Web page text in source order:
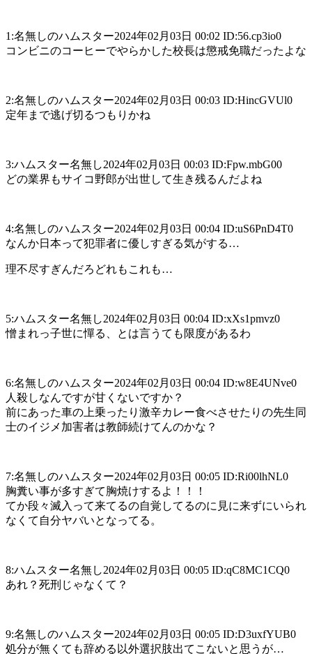
1:名無しのハムスター2024年02月03日 00:02 ID:56.cp3io0
コンビニのコーヒーでやらかした校長は懲戒免職だったよな
2:名無しのハムスター2024年02月03日 00:03 ID:HincGVUl0
定年まで逃げ切るつもりかね
3:ハムスター名無し2024年02月03日 00:03 ID:Fpw.mbG00
どの業界もサイコ野郎が出世して生き残るんだよね
4:名無しのハムスター2024年02月03日 00:04 ID:uS6PnD4T0
なんか日本って犯罪者に優しすぎる気がする…
理不尽すぎんだろどれもこれも…
5:ハムスター名無し2024年02月03日 00:04 ID:xXs1pmvz0
憎まれっ子世に憚る、とは言うても限度があるわ
6:名無しのハムスター2024年02月03日 00:04 ID:w8E4UNve0
人殺しなんですが甘くないですか？
前にあった車の上乗ったり激辛カレー食べさせたりの先生同
士のイジメ加害者は教師続けてんのかな？
7:名無しのハムスター2024年02月03日 00:05 ID:Ri00lhNL0
胸糞い事が多すぎて胸焼けするよ！！！
てか段々滅入って来てるの自覚してるのに見に来ずにいられ
なくて自分ヤバいとなってる。
8:ハムスター名無し2024年02月03日 00:05 ID:qC8MC1CQ0
あれ？死刑じゃなくて？
9:名無しのハムスター2024年02月03日 00:05 ID:D3uxfYUB0
処分が無くても辞める以外選択肢出てこないと思うが…